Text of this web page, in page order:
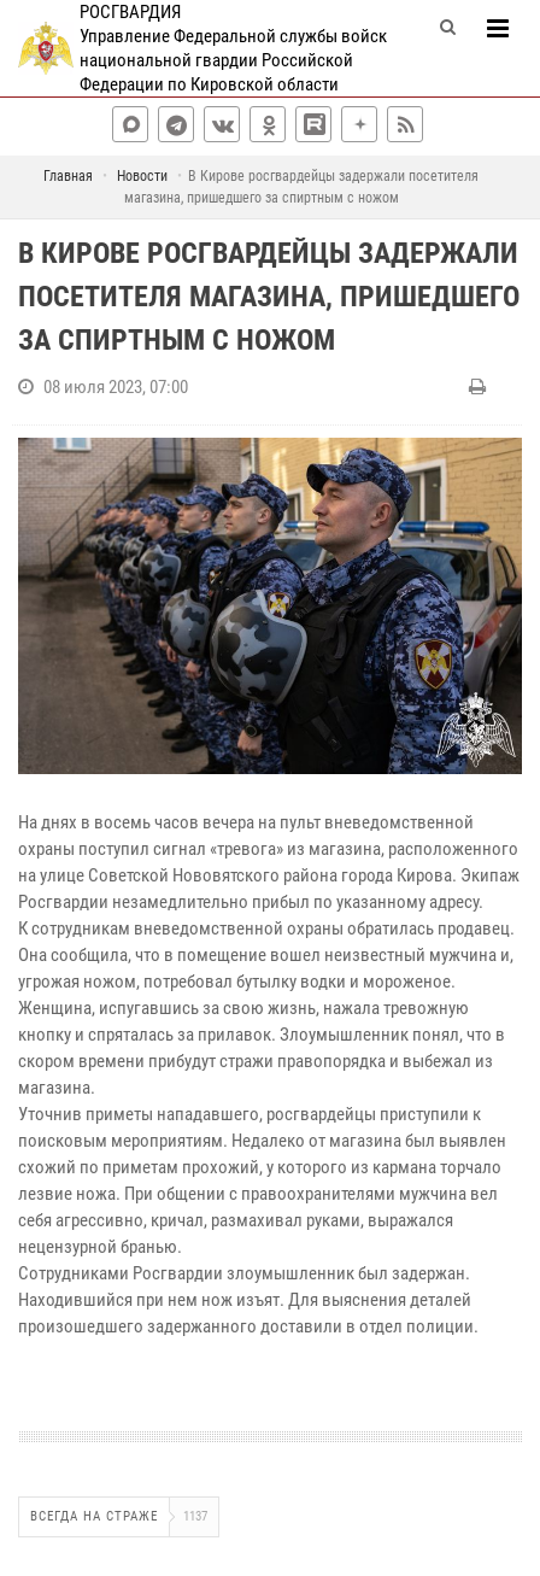
РОСГВАРДИЯ
Управление Федеральной службы войск
национальной гвардии Российской
Федерации по Кировской области
Главная Новости
В Кирове росгвардейцы задержали посетителя
магазина, пришедшего за спиртным с ножом
В КИРОВЕ РОСГВАРДЕЙЦЫ ЗАДЕРЖАЛИ
ПОСЕТИТЕЛЯ МАГАЗИНА, ПРИШЕДШЕГО
ЗА СПИРТНЫМ С НОЖОМ
08 июля 2023, 07:00
На днях в восемь часов вечера на пульт вневедомственной
охраны поступил сигнал «тревога» из магазина, расположенного
на улице Советской Нововятского района города Кирова. Экипаж
Росгвардии незамедлительно прибыл по указанному адресу.
К сотрудникам вневедомственной охраны обратилась продавец.
Она сообщила, что в помещение вошел неизвестный мужчина и,
угрожая ножом, потребовал бутылку водки и мороженое.
Женщина, испугавшись за свою жизнь, нажала тревожную
кнопку и спряталась за прилавок. Злоумышленник понял, что в
скором времени прибудут стражи правопорядка и выбежал из
магазина.
Уточнив приметы нападавшего, росгвардейцы приступили к
поисковым мероприятиям. Недалеко от магазина был выявлен
схожий по приметам прохожий, у которого из кармана торчало
лезвие ножа. При общении с правоохранителями мужчина вел
себя агрессивно, кричал, размахивал руками, выражался
нецензурной бранью.
Сотрудниками Росгвардии злоумышленник был задержан.
Находившийся при нем нож изъят. Для выяснения деталей
произошедшего задержанного доставили в отдел полиции.
ВСЕГДА НА СТРАЖЕ 1137